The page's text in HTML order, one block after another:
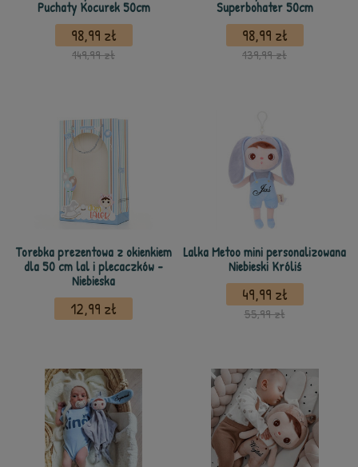
Puchaty Kocurek 50cm
98,99 zł
149,99 zł
Superbohater 50cm
98,99 zł
139,99 zł
Torebka prezentowa z okienkiem
dla 50 cm lal i plecaczków -
Niebieska
12,99 zł
Lalka Metoo mini personalizowana
Niebieski Króliś
49,99 zł
55,99 zł